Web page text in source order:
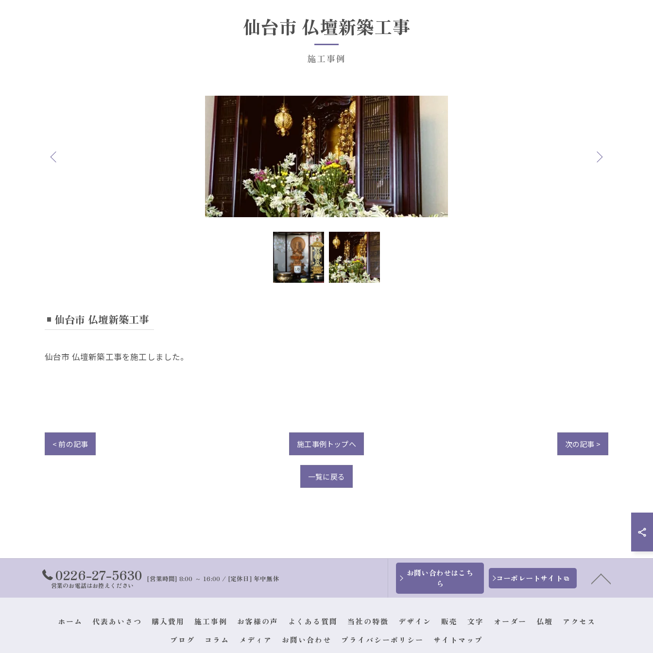
施工事例
仙台市 仏壇新築工事
仙台市 仏壇新築工事
仙台市 仏壇新築工事を施工しました。
< 前の記事 施工事例トップへ 次の記事 >
一覧に戻る
0226-27-5630
営業のお電話はお控えください
[営業時間] 8:00 ～ 16:00 / [定休日] 年中無休
お問い合わせはこち
ら
コーポレートサイト
ホーム 代表あいさつ 購入費用 施工事例 お客様の声 よくある質問 当社の特徴 デザイン 販売 文字 オーダー 仏壇
アクセス
ブログ
コラム メディア お問い合わせ プライバシーポリシー サイトマップ